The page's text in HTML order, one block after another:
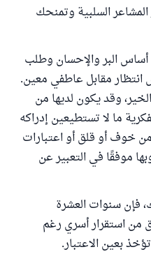
السلبية وتمنحك
أساس البر والإحسان وطلب
انتظار مقابل عاطفي معين.
وقد يكون لديها من
ما لا تستطيعين إدراكه
من خوف أو قلق أو اعتبارات
موفقًا في التعبير عن
فإن سنوات العشرة
من استقرار أسري رغم
بعين الاعتبار.